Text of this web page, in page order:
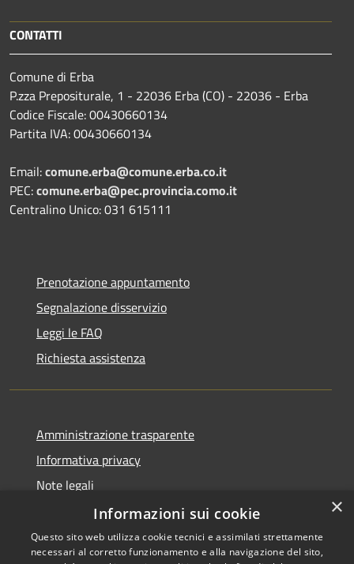
CONTATTI
Comune di Erba
P.zza Prepositurale, 1 - 22036 Erba (CO) - 22036 - Erba
Codice Fiscale: 00430660134
Partita IVA: 00430660134
Email:comune.erba@comune.erba.co.it
PEC:comune.erba@pec.provincia.como.it
Centralino Unico: 031 615111
Prenotazione appuntamento
Segnalazione disservizio
Leggi le FAQ
Richiesta assistenza
Amministrazione trasparente
Informativa privacy
Note legali
Dichiarazione di accessibilità
×
Informazioni sui cookie
Questo sito web utilizza cookie tecnici e assimilati strettamente
necessari al corretto funzionamento e alla navigazione del sito,